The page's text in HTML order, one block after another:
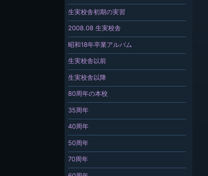
生実校舎初期の実習
2008.08 生実校舎
昭和18年卒業アルバム
生実校舎以前
生実校舎以降
80周年の本校
35周年
40周年
50周年
70周年